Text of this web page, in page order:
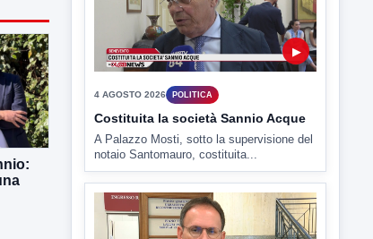
▶
4 AGOSTO 2026 POLITICA
Costituita la società Sannio Acque
A Palazzo Mosti, sotto la supervisione del
notaio Santomauro, costituita...